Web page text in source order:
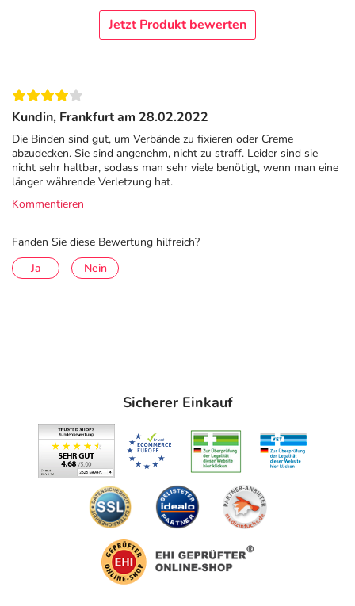
Jetzt Produkt bewerten
Kundin, Frankfurt am 28.02.2022
Die Binden sind gut, um Verbände zu fixieren oder Creme
abzudecken. Sie sind angenehm, nicht zu straff. Leider sind sie
nicht sehr haltbar, sodass man sehr viele benötigt, wenn man eine
länger währende Verletzung hat.
Kommentieren
Fanden Sie diese Bewertung hilfreich?
Ja
Nein
Sicherer Einkauf